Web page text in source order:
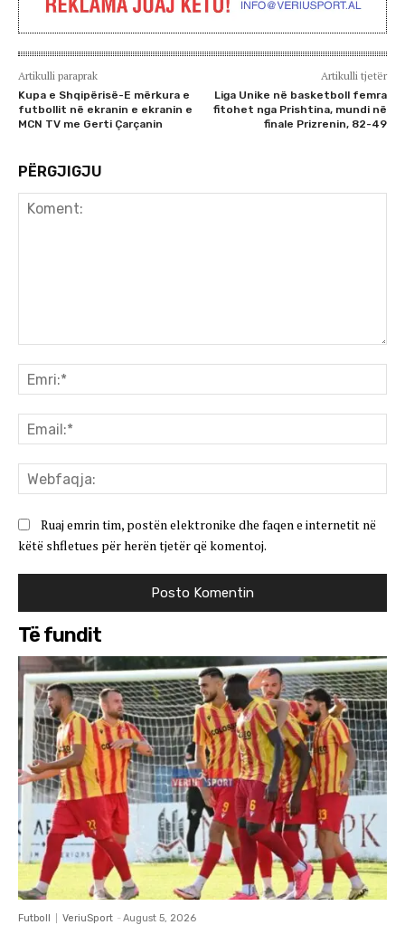
Artikulli paraprak
Kupa e Shqipërisë-E mërkura e
futbollit në ekranin e ekranin e
MCN TV me Gerti Çarçanin
Artikulli tjetër
Liga Unike në basketboll femra
fitohet nga Prishtina, mundi në
finale Prizrenin, 82-49
PËRGJIGJU
Ruaj emrin tim, postën elektronike dhe faqen e internetit në
këtë shfletues për herën tjetër që komentoj.
Të fundit
Futboll VeriuSport - August 5, 2026